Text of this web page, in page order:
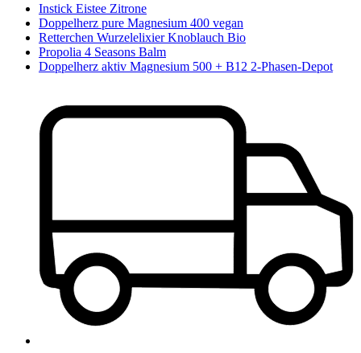
Instick Eistee Zitrone
Doppelherz pure Magnesium 400 vegan
Retterchen Wurzelelixier Knoblauch Bio
Propolia 4 Seasons Balm
Doppelherz aktiv Magnesium 500 + B12 2-Phasen-Depot